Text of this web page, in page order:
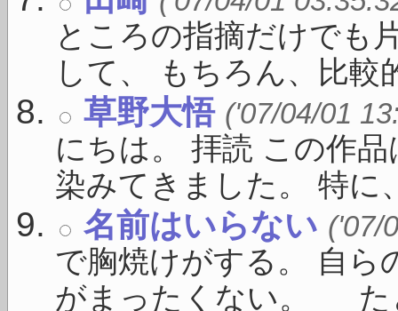
ところの指摘だけでも
して、 もちろん、比較
草野大悟 ('07/04/01
にちは。 拝読 この作
染みてきました。 特に
名前はいらない ('07/
で胸焼けがする。 自ら
がまったくない。 た